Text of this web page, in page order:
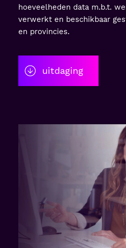
hoeveelheden data m.b.t.
verwerkt en beschikbaar
en provincies.
uitdaging